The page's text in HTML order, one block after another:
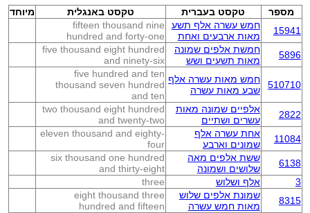
מספר טקסט בעברית טקסט באנגלית
מיוחד
15941
חמש עשרה אלף תשע
מאות ארבעים ואחת
fifteen thousand nine
hundred and forty-one
5896
חמשת אלפים שמונה
מאות תשעים ושש
five thousand eight hundred
and ninety-six
510710
חמש מאות עשרה אלף
שבע מאות עשרה
five hundred and ten
thousand seven hundred
and ten
2822
אלפיים שמונה מאות
עשרים ושתיים
two thousand eight hundred
and twenty-two
11084
אחת עשרה אלף
שמונים וארבע
eleven thousand and eighty-
four
6138
ששת אלפים מאה
שלושים ושמונה
six thousand one hundred
and thirty-eight
3
אלף ושלוש
three
8315
שמונת אלפים שלוש
מאות חמש עשרה
eight thousand three
hundred and fifteen